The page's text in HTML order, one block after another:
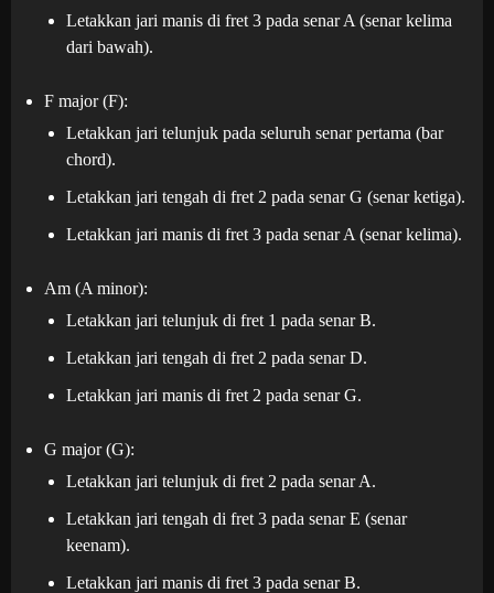
Letakkan jari manis di fret 3 pada senar A (senar kelima
dari bawah).
F major (F):
Letakkan jari telunjuk pada seluruh senar pertama (bar
chord).
Letakkan jari tengah di fret 2 pada senar G (senar ketiga).
Letakkan jari manis di fret 3 pada senar A (senar kelima).
Am (A minor):
Letakkan jari telunjuk di fret 1 pada senar B.
Letakkan jari tengah di fret 2 pada senar D.
Letakkan jari manis di fret 2 pada senar G.
G major (G):
Letakkan jari telunjuk di fret 2 pada senar A.
Letakkan jari tengah di fret 3 pada senar E (senar
keenam).
Letakkan jari manis di fret 3 pada senar B.